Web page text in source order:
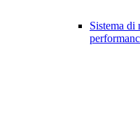
Sistema di